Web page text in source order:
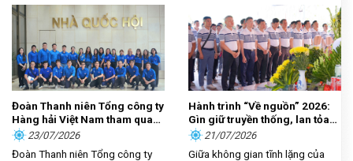
Đoàn Thanh niên Tổng công ty
Hàng hải Việt Nam tham quan,
học tập thực tế tại Nhà Quốc
hội
23/07/2026
Đoàn Thanh niên Tổng công ty
Hành trình “Về nguồn” 2026:
Gìn giữ truyền thống, lan tỏa
trách nhiệm
21/07/2026
Giữa không gian tĩnh lặng của